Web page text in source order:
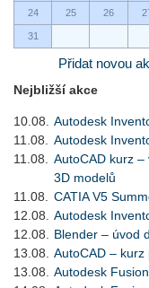
24 25 26
31
Přidat novou
Nejbližší akce
10.08.
Autodesk
11.08.
Autodesk
11.08.
AutoCAD kurz
3D modelů
11.08.
CATIA V5
12.08.
Autodesk
12.08.
Blender – úvod
13.08.
AutoCAD –
13.08.
Autodesk